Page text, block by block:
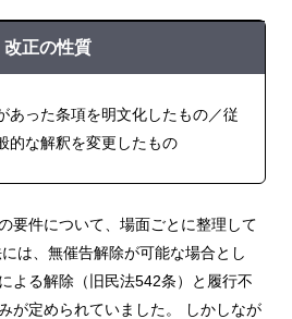
改正の性質
った条項を明文化したもの／従
的な解釈を変更したもの
要件について、場面ごとに整理して
は、無催告解除が可能な場合とし
よる解除（旧民法542条）と履行不
が定められていました。 しかしなが